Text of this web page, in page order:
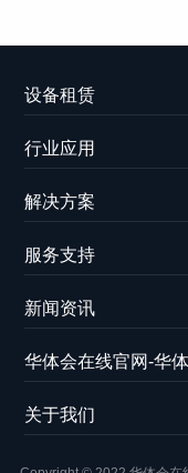
设备租赁
行业应用
解决方案
服务支持
新闻资讯
华体会在线官网-华体
关于我们